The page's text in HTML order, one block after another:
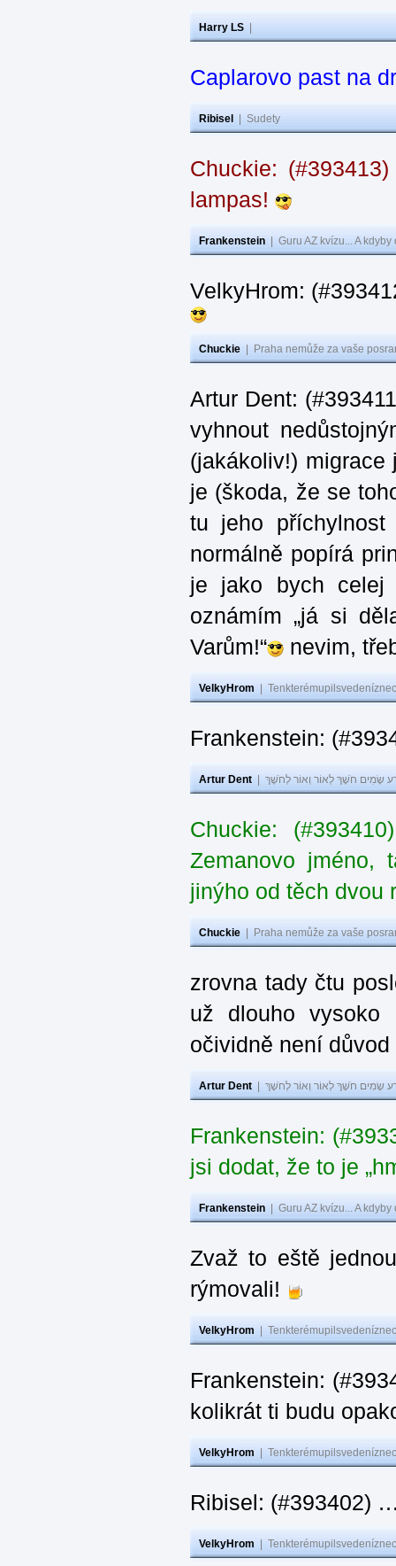
Harry LS
Caplarovo past na
Ribisel Sudety
Chuckie:
lampas!
Frankenstein Guru AZ kvízu... A
VelkyHrom:
Chuckie Praha nemůže za vaše
Artur Dent:
vyhnout
(jakákoliv!)
je (škoda, že se
tu jeho
normálně popírá
je jako bych celej
oznámím „já si
Varům!“
nevim,
VelkyHrom
Frankenstein:
Artur Dent שָׂמִים חֹשֶׁךְ לְאוֹר וְאוֹר לְחֹשֶׁךְ
Chuckie:
Zemanovo jméno,
jinýho od těch dvou
Chuckie Praha nemůže za vaše
zrovna tady čtu
už dlouho
očividně není
Artur Dent שָׂמִים חֹשֶׁךְ לְאוֹר וְאוֹר לְחֹשֶׁךְ
Frankenstein:
jsi dodat, že to je
Frankenstein Guru AZ kvízu... A
Zvaž to eště
rýmovali!
VelkyHrom
Frankenstein:
kolikrát ti budu
VelkyHrom
Ribisel: (#393402)
VelkyHrom